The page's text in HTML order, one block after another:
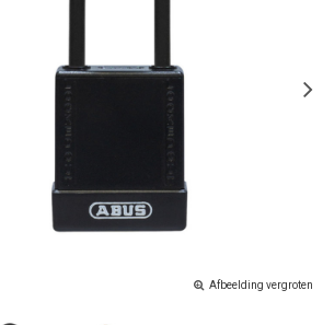
Afbeelding vergroten